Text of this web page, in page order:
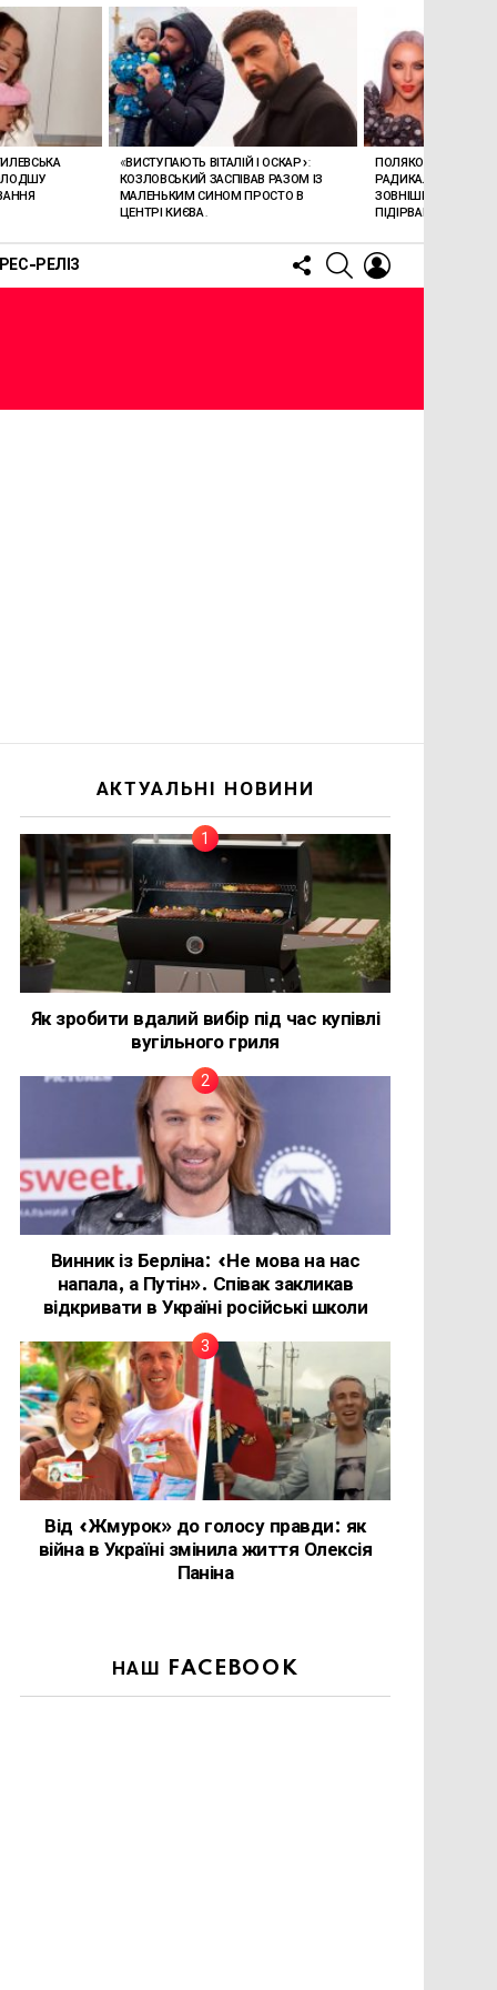
РЕЛІЗ
FOLLOW
US
SEARCH
«ВИСТУПАЮТЬ ВІТАЛІЙ І ОСКАР»:
КОЗЛОВСЬКИЙ ЗАСПІВАВ РАЗОМ ІЗ
МАЛЕНЬКИМ СИНОМ ПРОСТО В
ЦЕНТРІ КИЄВА.
ПОЛЯКОВА ВРАЗИЛА
РАДИКАЛЬНОЮ
ЗОВНІШНОСТІ:
ПІДІРВАВ МЕРЕЖУ
АКТУАЛЬНІ НОВИНИ
Як зробити вдалий вибір під час купівлі
вугільного гриля
Винник із Берліна: «Не мова на нас
напала, а Путін». Співак закликав
відкривати в Україні російські школи
Від «Жмурок» до голосу правди: як
війна в Україні змінила життя Олексія
Паніна
НАШ FACEBOOK